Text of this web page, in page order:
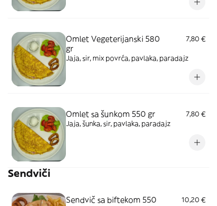
Omlet Vegeterijanski 580
gr
7,80 €
Jaja, sir, mix povrća, pavlaka, paradajz
Omlet sa šunkom 550 gr
7,80 €
Jaja, šunka, sir, pavlaka, paradajz
Sendviči
Sendvič sa biftekom 550
10,20 €